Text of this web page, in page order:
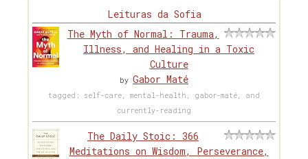
Leituras da Sofia
The Myth of Normal: Trauma,
Illness, and Healing in a Toxic
Culture
by Gabor Maté
tagged: self-care, mental-health, gabor-maté, and
currently-reading
The Daily Stoic: 366
Meditations on Wisdom, Perseverance,